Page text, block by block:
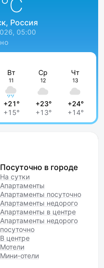
°C
Россия
05:00
Вт
11
+21°
+15°
Ср
12
+23°
+13°
Чт
13
+24°
+14°
Посуточно в городе
На сутки
Апартаменты
Апартаменты посуточно
Апартаменты недорого
Апартаменты в центре
Апартаменты недорого
посуточно
В центре
Мотели
Мини-отели